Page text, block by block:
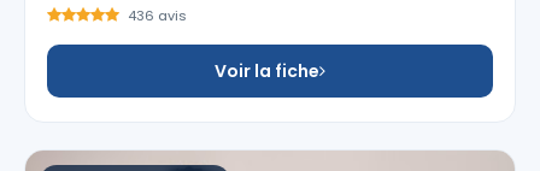
436 avis
Voir la fiche